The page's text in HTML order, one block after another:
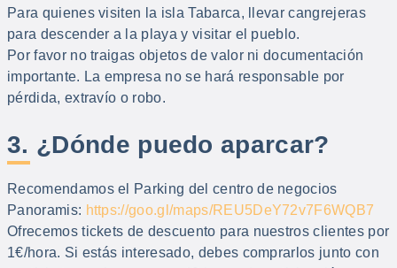
Para quienes visiten la isla Tabarca, llevar cangrejeras
para descender a la playa y visitar el pueblo.
Por favor no traigas objetos de valor ni documentación
importante. La empresa no se hará responsable por
pérdida, extravío o robo.
3. ¿Dónde puedo aparcar?
Recomendamos el Parking del centro de negocios
Panoramis: https://goo.gl/maps/REU5DeY72v7F6WQB7
Ofrecemos tickets de descuento para nuestros clientes por
1€/hora. Si estás interesado, debes comprarlos junto con